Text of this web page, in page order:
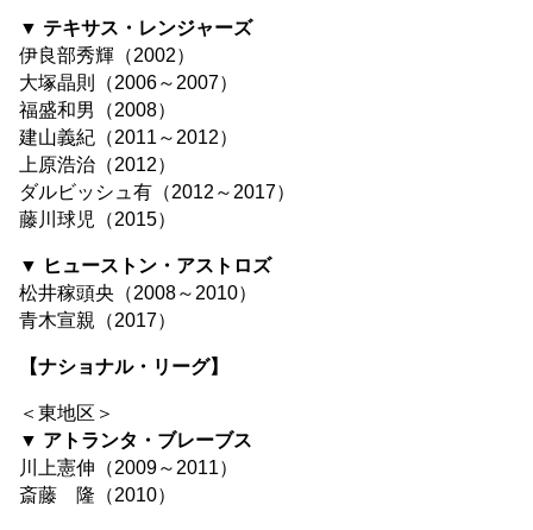
▼ テキサス・レンジャーズ
伊良部秀輝（2002）
大塚晶則（2006～2007）
福盛和男（2008）
建山義紀（2011～2012）
上原浩治（2012）
ダルビッシュ有（2012～2017）
藤川球児（2015）
▼ ヒューストン・アストロズ
松井稼頭央（2008～2010）
青木宣親（2017）
【ナショナル・リーグ】
＜東地区＞
▼ アトランタ・ブレーブス
川上憲伸（2009～2011）
斎藤 隆（2010）